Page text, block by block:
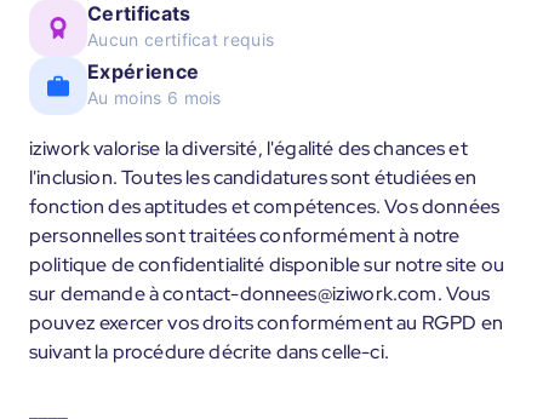
Certificats
Aucun certificat requis
Expérience
Au moins 6 mois
iziwork valorise la diversité, l'égalité des chances et
l'inclusion. Toutes les candidatures sont étudiées en
fonction des aptitudes et compétences. Vos données
personnelles sont traitées conformément à notre
politique de confidentialité disponible sur notre site ou
sur demande à contact-donnees@iziwork.com. Vous
pouvez exercer vos droits conformément au RGPD en
suivant la procédure décrite dans celle-ci.